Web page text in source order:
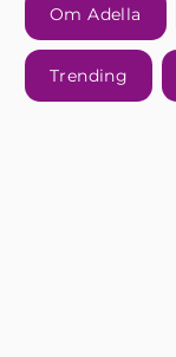
Om Adella
Trending